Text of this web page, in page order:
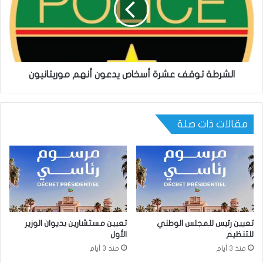
الشرطة توقف عشرة أسخاص يدعون أنهم موريتانيون
مقالات ذات صلة
تعيين رئيس للمجلس الوطني
للتنظيم
منذ 3 أيام
تعيين مستشارين بديوان الوزير
الأول
منذ 3 أيام